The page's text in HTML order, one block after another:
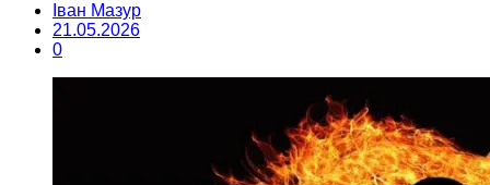
Іван Мазур
21.05.2026
0